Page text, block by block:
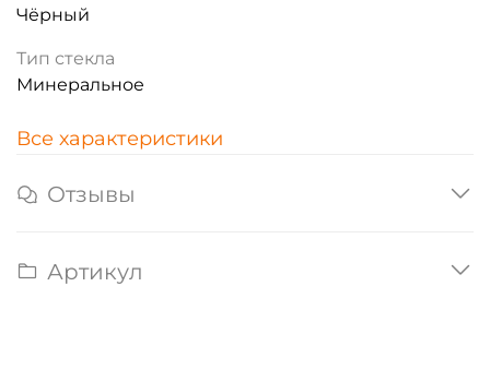
Чёрный
Тип стекла
Минеральное
Все характеристики
Отзывы
Артикул